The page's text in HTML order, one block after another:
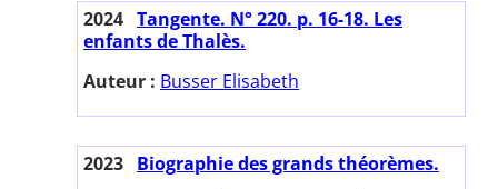
2024 Tangente. N° 220. p. 16-18. Les
enfants de Thalès.
Auteur : Busser Elisabeth
2023 Biographie des grands théorèmes.